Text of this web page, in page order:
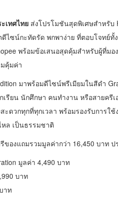
เทศไทย ส่งโปรโมชันสุดพิเศษสำหรับ
ดีไซน์กะทัดรัด พกพาง่าย ที่ตอบโจทย์
พร้อมข้อเสนอสุดคุ้มสำหรับผู้ที่ม
คุ้มค่า
มาพร้อมดีไซน์พรีเมียมในสีดำ
รียน นักศึกษา คนทำงาน หรือสายครี
ดวกทุกที่ทุกเวลา พร้อมรองรับการใช้
ล เป็นธรรมชาติ
ของแถมรวมมูลค่ากว่า 16,450 บาท ป
มูลค่า 4,490 บาท
บาท
าท